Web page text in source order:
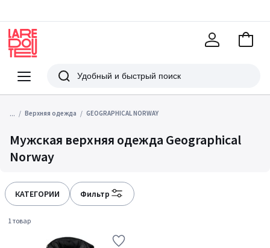
Меню
Redoute
Поиск
В
... Верхняя одежда GEOGRAPHICAL NORWAY
Мужская верхняя одежда Geographical
Norway
КАТЕГОРИИ Фильтр
1 товар